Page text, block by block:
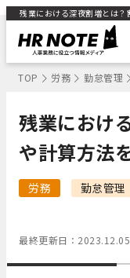
残業における深夜割増とは？
TOP 労務 勤怠管理
残業におけ
や計算方法
労務 勤怠管理
最終更新日： 2023.12.05